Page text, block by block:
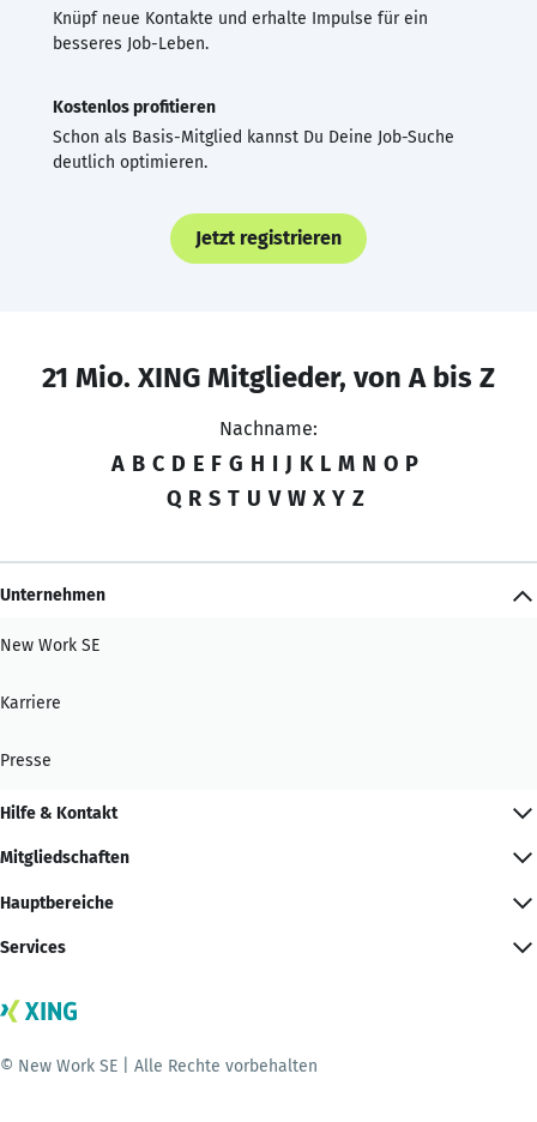
Knüpf neue Kontakte und erhalte Impulse für ein
besseres Job-Leben.
Kostenlos profitieren
Schon als Basis-Mitglied kannst Du Deine Job-Suche
deutlich optimieren.
Jetzt registrieren
21 Mio. XING Mitglieder, von A bis Z
Nachname:
A B C D E F G H I J K L M N O P
Q R S T U V W X Y Z
Unternehmen
New Work SE
Karriere
Presse
Hilfe & Kontakt
Mitgliedschaften
Hauptbereiche
Services
© New Work SE | Alle Rechte vorbehalten